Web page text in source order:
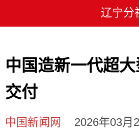
辽宁分
中国造新一代超
交付
中国新闻网 2026年03月